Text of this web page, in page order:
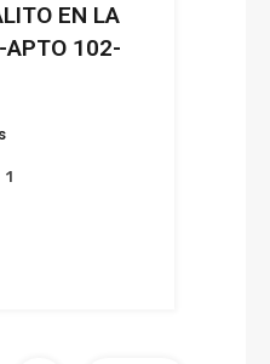
EN LA
102-
1